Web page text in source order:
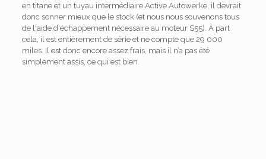
en titane et un tuyau intermédiaire Active Autowerke, il devrait
donc sonner mieux que le stock (et nous nous souvenons tous
de l'aide d'échappement nécessaire au moteur S55). À part
cela, il est entièrement de série et ne compte que 29 000
miles. Il est donc encore assez frais, mais il n’a pas été
simplement assis, ce qui est bien.